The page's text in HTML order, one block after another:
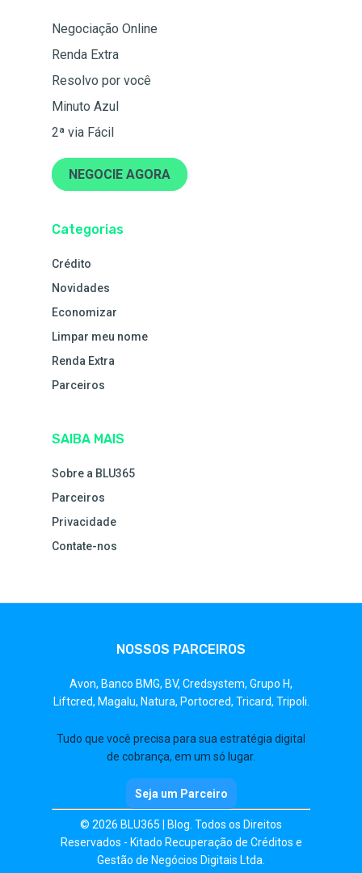
Negociação Online
Renda Extra
Resolvo por você
Minuto Azul
2ª via Fácil
NEGOCIE AGORA
Categorias
Crédito
Novidades
Economizar
Limpar meu nome
Renda Extra
Parceiros
SAIBA MAIS
Sobre a BLU365
Parceiros
Privacidade
Contate-nos
NOSSOS PARCEIROS
Avon, Banco BMG, BV, Credsystem, Grupo H,
Liftcred, Magalu, Natura, Portocred, Tricard, Tripoli.
Tudo que você precisa para sua estratégia digital
de cobrança, em um só lugar.
Seja um Parceiro
© 2026 BLU365 | Blog. Todos os Direitos
Reservados - Kitado Recuperação de Créditos e
Gestão de Negócios Digitais Ltda.